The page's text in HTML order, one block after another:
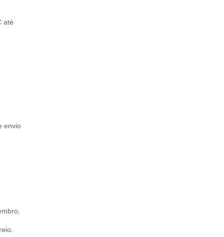
até
envio